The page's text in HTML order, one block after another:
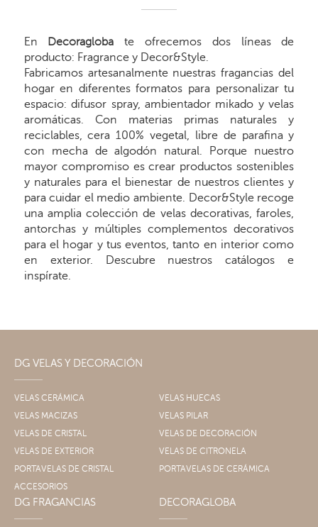
En Decoragloba te ofrecemos dos líneas de
producto: Fragrance y Decor&Style.
Fabricamos artesanalmente nuestras fragancias del
hogar en diferentes formatos para personalizar tu
espacio: difusor spray, ambientador mikado y velas
aromáticas. Con materias primas naturales y
reciclables, cera 100% vegetal, libre de parafina y
con mecha de algodón natural. Porque nuestro
mayor compromiso es crear productos sostenibles
y naturales para el bienestar de nuestros clientes y
para cuidar el medio ambiente. Decor&Style recoge
una amplia colección de velas decorativas, faroles,
antorchas y múltiples complementos decorativos
para el hogar y tus eventos, tanto en interior como
en exterior. Descubre nuestros catálogos e
inspírate.
DG VELAS Y DECORACIÓN
VELAS CERÁMICA
VELAS HUECAS
VELAS MACIZAS
VELAS PILAR
VELAS DE CRISTAL
VELAS DE DECORACIÓN
VELAS DE EXTERIOR
VELAS DE CITRONELA
PORTAVELAS DE CRISTAL
PORTAVELAS DE CERÁMICA
ACCESORIOS
DG FRAGANCIAS DECORAGLOBA